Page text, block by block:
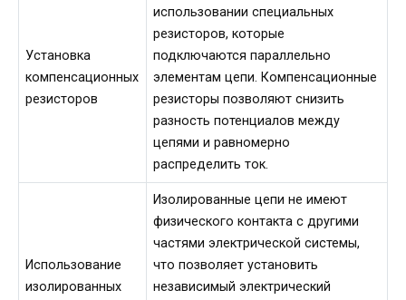
Установка
компенсационных
резисторов
использовании специальных
резисторов, которые
подключаются параллельно
элементам цепи. Компенсационные
резисторы позволяют снизить
разность потенциалов между
цепями и равномерно
распределить ток.
Использование
изолированных
Изолированные цепи не имеют
физического контакта с другими
частями электрической системы,
что позволяет установить
независимый электрический